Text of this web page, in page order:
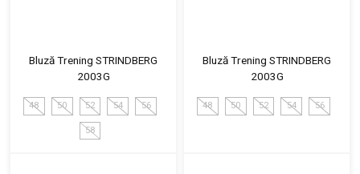
Bluză Trening STRINDBERG
2003G
48 50 52 54 56
58
Bluză Trening STRINDBERG
2003G
48 50 52 54 56